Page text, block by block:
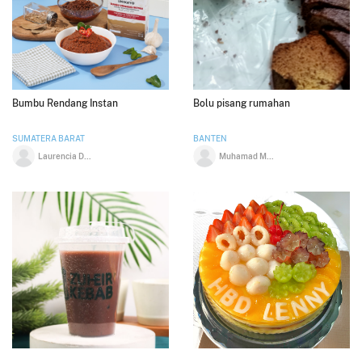
Bumbu Rendang Instan
SUMATERA BARAT
Bolu pisang rumahan
BANTEN